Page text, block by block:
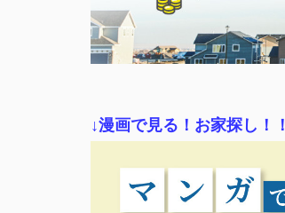
↓漫画で見る！お家探し！！